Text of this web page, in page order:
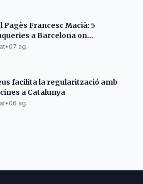
Pagès Francesc Macià: 5
a Barcelona on
no és tendència, sinó una
• 07 ag.
facilita la regularització amb
a Catalunya
• 06 ag.